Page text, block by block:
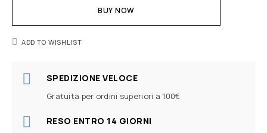
BUY NOW
ADD TO WISHLIST
SPEDIZIONE VELOCE
Gratuita per ordini superiori a 100€
RESO ENTRO 14 GIORNI